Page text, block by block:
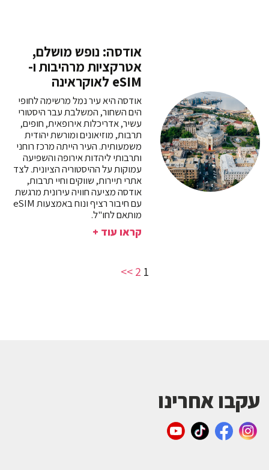
אודסה: נופש מושלם,
אטרקציות מרהיבות ו-
eSIM לאוקראינה
אודסה היא עיר נמל מרשימה לחופי
הים השחור, המשלבת עבר היסטורי
עשיר, אדריכלות אירופאית, חופים,
תרבות, מוזיאונים ומורשת יהודית
משמעותית. העיר הייתה מרכז רוחני
ותרבותי ליהדות אירופה והשפיעה
עמוקות על ההיסטוריה הציונית. לצד
אתרי תיירות, שווקים וחיי תרבות,
אודסה מציעה חוויה עירונית מרגשת
עם חיבור רציף ונוח באמצעות eSIM
מותאם לחו"ל.
קראו עוד +
1
2
>>
עקבו אחרינו